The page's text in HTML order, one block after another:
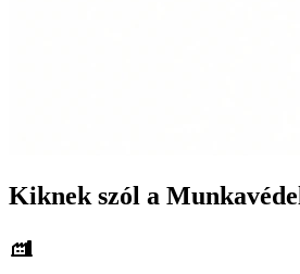
Kiknek szól a